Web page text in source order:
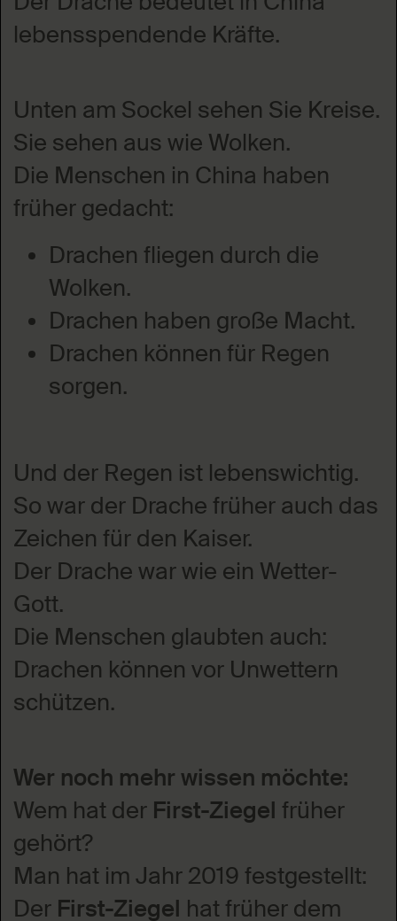
lebensspendende Kräfte.
Unten am Sockel sehen Sie Kreise.
Sie sehen aus wie Wolken.
Die Menschen in China haben
früher gedacht:
Drachen fliegen durch die
Wolken.
Drachen haben große Macht.
Drachen können für Regen
sorgen.
Und der Regen ist lebenswichtig.
So war der Drache früher auch das
Zeichen für den Kaiser.
Der Drache war wie ein Wetter-
Gott.
Die Menschen glaubten auch:
Drachen können vor Unwettern
schützen.
Wer noch mehr wissen möchte:
Wem hat der First-Ziegel früher
gehört?
Man hat im Jahr 2019 festgestellt:
Der First-Ziegel hat früher dem